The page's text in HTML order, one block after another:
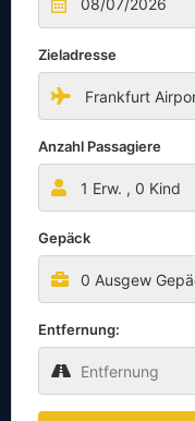
Zieladresse
Anzahl Passagiere
1 Erw. , 0 Kind
Gepäck
0 Ausgew
Entfernung: